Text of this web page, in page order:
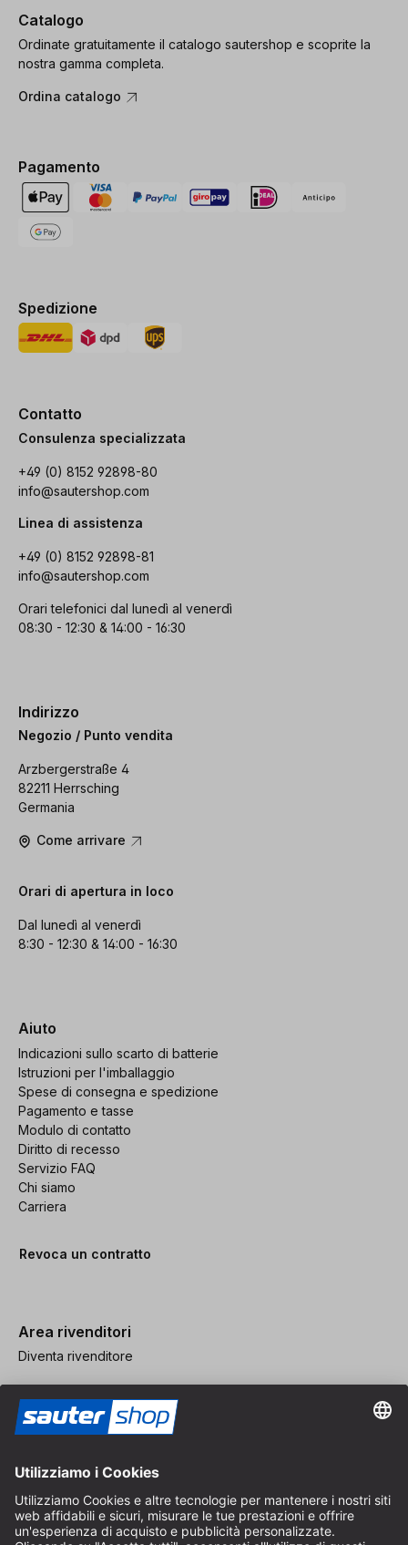
Catalogo
Ordinate gratuitamente il catalogo sautershop e scoprite la
nostra gamma completa.
Ordina catalogo
Pagamento
Spedizione
Contatto
Consulenza specializzata
+49 (0) 8152 92898-80
info@sautershop.com
Linea di assistenza
+49 (0) 8152 92898-81
info@sautershop.com
Orari telefonici dal lunedì al venerdì
08:30 - 12:30 & 14:00 - 16:30
Indirizzo
Negozio / Punto vendita
Arzbergerstraße 4
82211 Herrsching
Germania
Come arrivare
Orari di apertura in loco
Dal lunedì al venerdì
8:30 - 12:30 & 14:00 - 16:30
Aiuto
Indicazioni sullo scarto di batterie
Istruzioni per l'imballaggio
Spese di consegna e spedizione
Pagamento e tasse
Modulo di contatto
Diritto di recesso
Servizio FAQ
Chi siamo
Carriera
Revoca un contratto
Area rivenditori
Diventa rivenditore
CGV
Protezione dei Dati